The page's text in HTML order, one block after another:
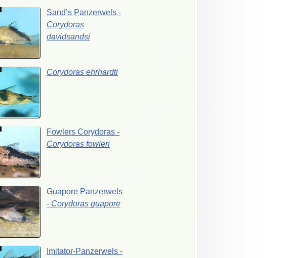
Sand’s Panzerwels -
Corydoras
davidsandsi
Corydoras ehrhardti
Fowlers Corydoras -
Corydoras fowleri
Guapore Panzerwels
- Corydoras guapore
Imitator-Panzerwels -